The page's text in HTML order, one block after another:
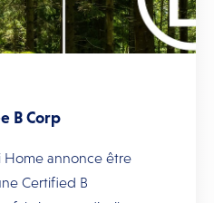
B Corp
Home annonce être
Certified B